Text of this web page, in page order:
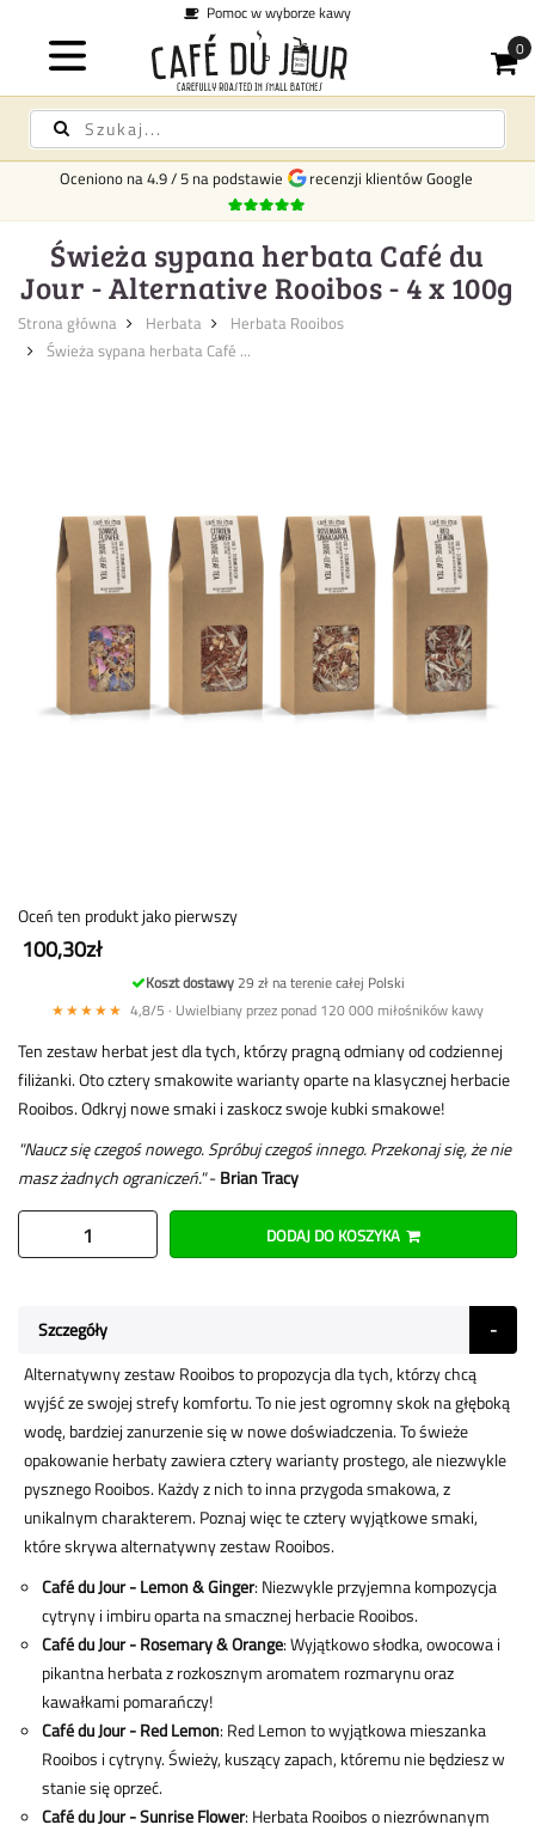
Pomoc w wyborze kawy
Oceniono na4.9/5 na podstawie recenzji klientów Google
Świeża sypana herbata Café du
Jour - Alternative Rooibos - 4 x 100g
Strona główna Herbata
Herbata Rooibos
Świeża sypana herbata Café ...
Oceń ten produkt jako pierwszy
100,30zł
Koszt dostawy29 zł na terenie całej Polski
★★★★★ 4,8/5 · Uwielbiany przez ponad 120 000 miłośników kawy
Ten zestaw herbat jest dla tych, którzy pragną odmiany od codziennej
filiżanki. Oto cztery smakowite warianty oparte na klasycznej herbacie
Rooibos. Odkryj nowe smaki i zaskocz swoje kubki smakowe!
"Naucz się czegoś nowego. Spróbuj czegoś innego. Przekonaj się, że nie
masz żadnych ograniczeń."-Brian Tracy
DODAJ DO KOSZYKA
Szczegóły
Alternatywny zestaw Rooibos to propozycja dla tych, którzy chcą
wyjść ze swojej strefy komfortu. To nie jest ogromny skok na głęboką
wodę, bardziej zanurzenie się w nowe doświadczenia. To świeże
opakowanie herbaty zawiera cztery warianty prostego, ale niezwykle
pysznego Rooibos. Każdy z nich to inna przygoda smakowa, z
unikalnym charakterem. Poznaj więc te cztery wyjątkowe smaki,
które skrywa alternatywny zestaw Rooibos.
Café du Jour - Lemon & Ginger: Niezwykle przyjemna kompozycja
cytryny i imbiru oparta na smacznej herbacie Rooibos.
Café du Jour - Rosemary & Orange: Wyjątkowo słodka, owocowa i
pikantna herbata z rozkosznym aromatem rozmarynu oraz
kawałkami pomarańczy!
Café du Jour - Red Lemon: Red Lemon to wyjątkowa mieszanka
Rooibos i cytryny. Świeży, kuszący zapach, któremu nie będziesz w
stanie się oprzeć.
Café du Jour - Sunrise Flower: Herbata Rooibos o niezrównanym